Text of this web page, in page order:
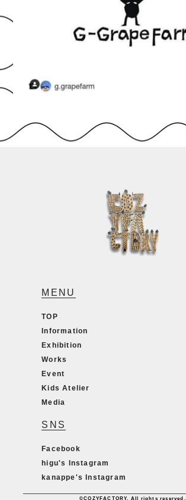
MENU
TOP
Information
Exhibition
Works
Event
Kids Atelier
Media
SNS
Facebook
higu's Instagram
kanappe's Instagram
©COZYFACTORY. All rights reserved.